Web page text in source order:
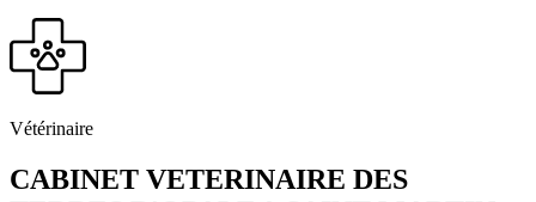
Vétérinaire
CABINET VETERINAIRE DES